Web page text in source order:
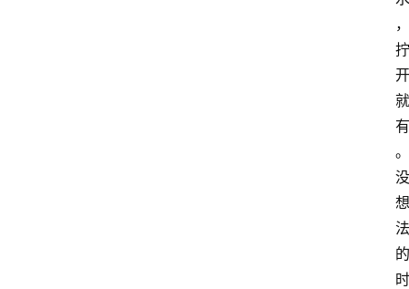
，
拧
开
就
有
。
没
想
法
的
时